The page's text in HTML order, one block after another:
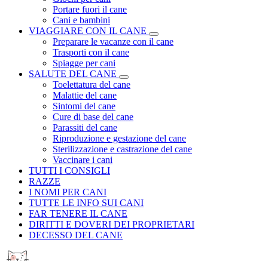
Portare fuori il cane
Cani e bambini
VIAGGIARE CON IL CANE
Preparare le vacanze con il cane
Trasporti con il cane
Spiagge per cani
SALUTE DEL CANE
Toelettatura del cane
Malattie del cane
Sintomi del cane
Cure di base del cane
Parassiti del cane
Riproduzione e gestazione del cane
Sterilizzazione e castrazione del cane
Vaccinare i cani
TUTTI I CONSIGLI
RAZZE
I NOMI PER CANI
TUTTE LE INFO SUI CANI
FAR TENERE IL CANE
DIRITTI E DOVERI DEI PROPRIETARI
DECESSO DEL CANE